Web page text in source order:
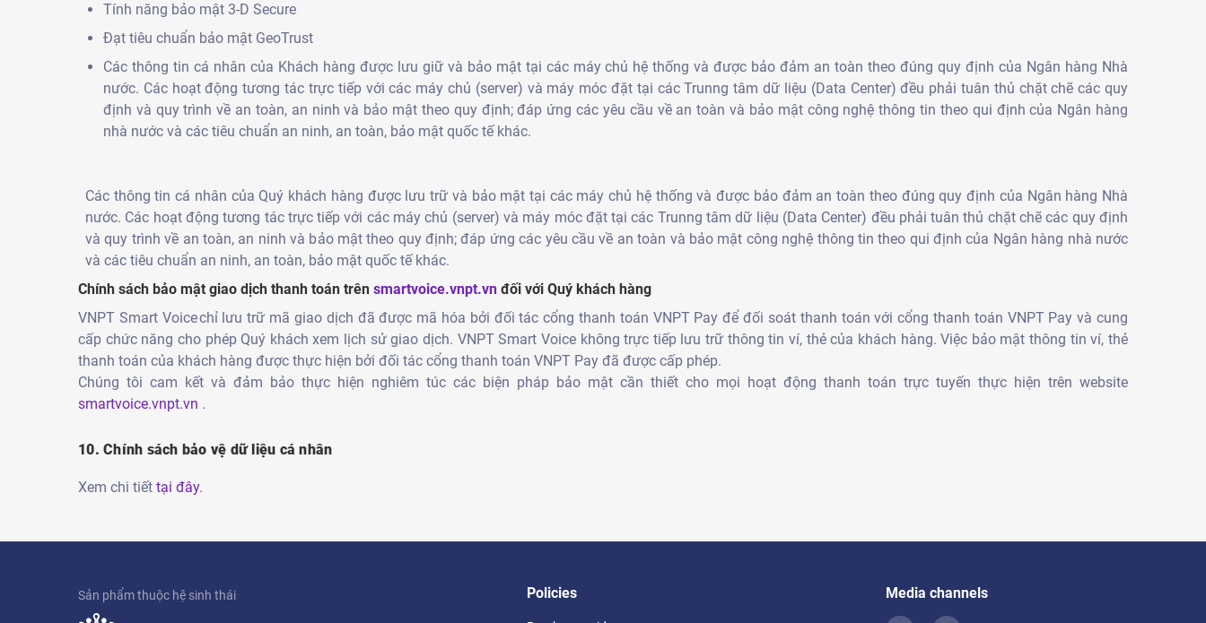
Tính năng bảo mật 3-D Secure
Đạt tiêu chuẩn bảo mật GeoTrust
Các thông tin cá nhân của Khách hàng được lưu giữ và bảo mật tại các máy chủ hệ thống và được bảo đảm an toàn theo đúng quy định của Ngân hàng Nhà
nước. Các hoạt động tương tác trực tiếp với các máy chủ (server) và máy móc đặt tại các Trunng tâm dữ liệu (Data Center) đều phải tuân thủ chặt chẽ các quy
định và quy trình về an toàn, an ninh và bảo mật theo quy định; đáp ứng các yêu cầu về an toàn và bảo mật công nghệ thông tin theo qui định của Ngân hàng
nhà nước và các tiêu chuẩn an ninh, an toàn, bảo mật quốc tế khác.
Các thông tin cá nhân của Quý khách hàng được lưu trữ và bảo mật tại các máy chủ hệ thống và được bảo đảm an toàn theo đúng quy định của Ngân hàng Nhà
nước. Các hoạt động tương tác trực tiếp với các máy chủ (server) và máy móc đặt tại các Trunng tâm dữ liệu (Data Center) đều phải tuân thủ chặt chẽ các quy định
và quy trình về an toàn, an ninh và bảo mật theo quy định; đáp ứng các yêu cầu về an toàn và bảo mật công nghệ thông tin theo qui định của Ngân hàng nhà nước
và các tiêu chuẩn an ninh, an toàn, bảo mật quốc tế khác.
Chính sách bảo mật giao dịch thanh toán trên smartvoice.vnpt.vn đối với Quý khách hàng
VNPT Smart Voice chỉ lưu trữ mã giao dịch đã được mã hóa bởi đối tác cổng thanh toán VNPT Pay để đối soát thanh toán với cổng thanh toán VNPT Pay và cung
cấp chức năng cho phép Quý khách xem lịch sử giao dịch. VNPT Smart Voice không trực tiếp lưu trữ thông tin ví, thẻ của khách hàng. Việc bảo mật thông tin ví, thẻ
thanh toán của khách hàng được thực hiện bởi đối tác cổng thanh toán VNPT Pay đã được cấp phép.
Chúng tôi cam kết và đảm bảo thực hiện nghiêm túc các biện pháp bảo mật cần thiết cho mọi hoạt động thanh toán trực tuyến thực hiện trên website
smartvoice.vnpt.vn .
10. Chính sách bảo vệ dữ liệu cá nhân
Xem chi tiết tại đây.
Sản phẩm thuộc hệ sinh thái Policies Media channels